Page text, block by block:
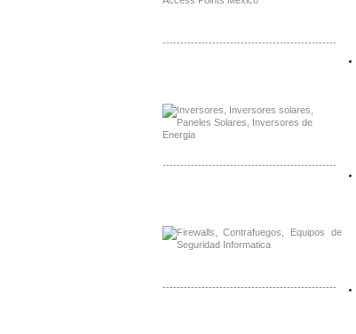
-------------------------------------------------
-------------------------------------------------
-------------------------------------------------